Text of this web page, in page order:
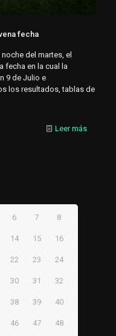
fecha
del martes, el
fecha en la cual la
9 de Julio e
los resultados, tablas de
Leer más
6 7 8
14 15 16
22 23 24
30 31 32
38 39 40
46 47 48